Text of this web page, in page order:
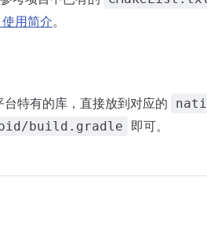
用简介。
特有的库，直接放到对应的
build.gradle 即可。